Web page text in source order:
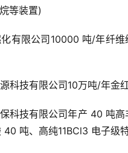
等装置)
有限公司10000 吨/年纤
科技有限公司10万吨/年金
科技有限公司年产 40 吨
吨、高纯11BCl3 电子级